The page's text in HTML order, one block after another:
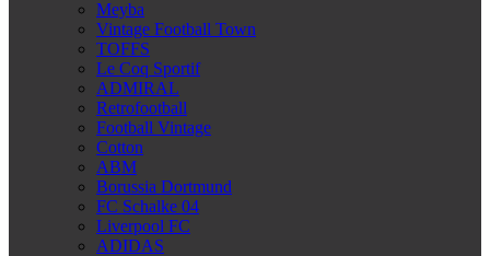
Meyba
Vintage Football Town
TOFFS
Le Coq Sportif
ADMIRAL
Retrofootball
Football Vintage
Cotton
ABM
Borussia Dortmund
FC Schalke 04
Liverpool FC
ADIDAS